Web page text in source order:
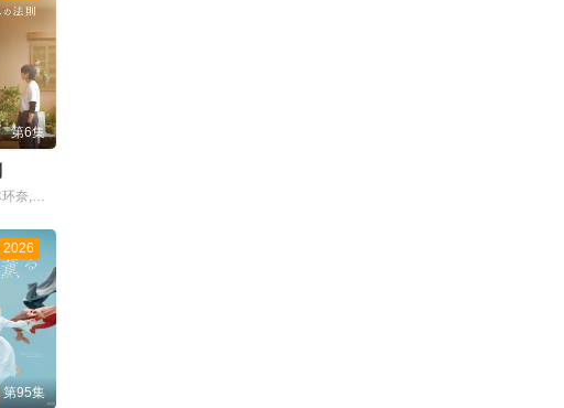
第6集
主演：桥本环奈,蔡钟协
2026
第95集